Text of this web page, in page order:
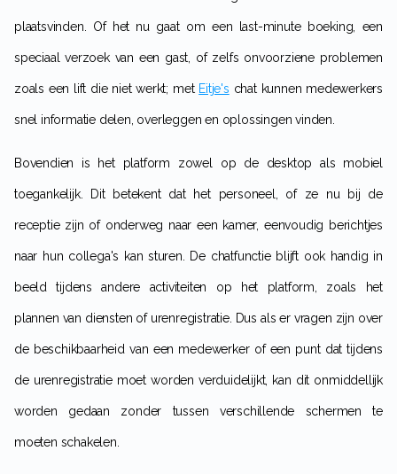
plaatsvinden. Of het nu gaat om een last-minute boeking, een
speciaal verzoek van een gast, of zelfs onvoorziene problemen
zoals een lift die niet werkt; met Eitje's chat kunnen medewerkers
snel informatie delen, overleggen en oplossingen vinden.
Bovendien is het platform zowel op de desktop als mobiel
toegankelijk. Dit betekent dat het personeel, of ze nu bij de
receptie zijn of onderweg naar een kamer, eenvoudig berichtjes
naar hun collega's kan sturen. De chatfunctie blijft ook handig in
beeld tijdens andere activiteiten op het platform, zoals het
plannen van diensten of urenregistratie. Dus als er vragen zijn over
de beschikbaarheid van een medewerker of een punt dat tijdens
de urenregistratie moet worden verduidelijkt, kan dit onmiddellijk
worden gedaan zonder tussen verschillende schermen te
moeten schakelen.